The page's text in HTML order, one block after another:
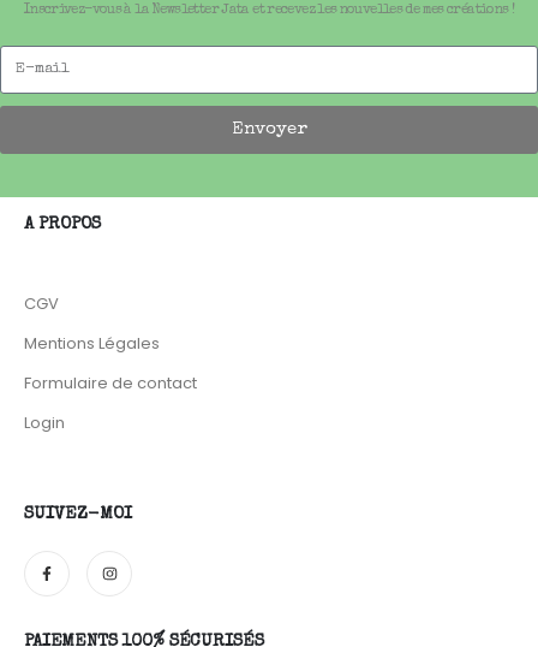
Inscrivez-vous à la Newsletter Jata et recevez les nouvelles de mes créations !
Envoyer
A PROPOS
CGV
Mentions Légales
Formulaire de contact
Login
SUIVEZ-MOI
PAIEMENTS 100% SÉCURISÉS